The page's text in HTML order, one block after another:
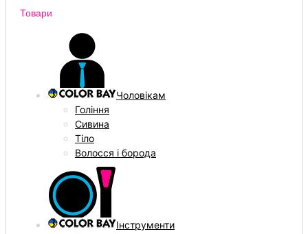
Товари
Чоловікам
Гоління
Сивина
Тіло
Волосся і борода
Інструменти